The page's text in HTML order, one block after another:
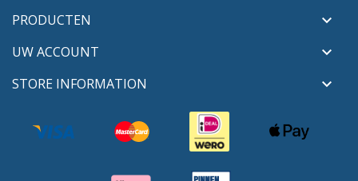
PRODUCTEN 
UW ACCOUNT 
STORE INFORMATION 